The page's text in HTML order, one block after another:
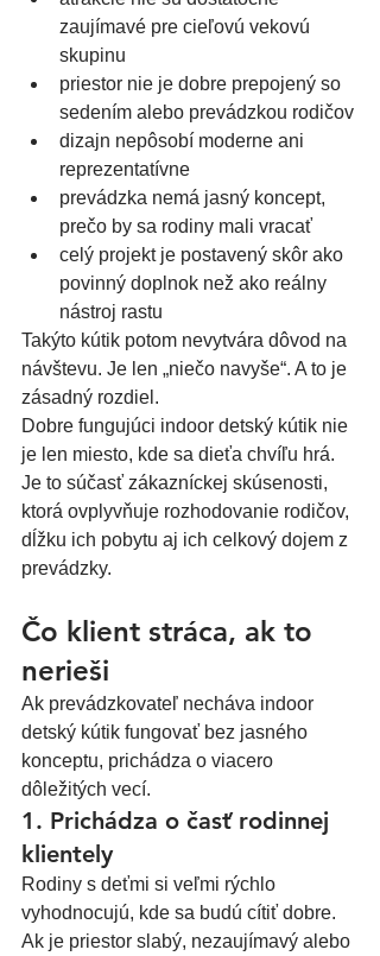
zaujímavé pre cieľovú vekovú
skupinu
priestor nie je dobre prepojený so
sedením alebo prevádzkou rodičov
dizajn nepôsobí moderne ani
reprezentatívne
prevádzka nemá jasný koncept,
prečo by sa rodiny mali vracať
celý projekt je postavený skôr ako
povinný doplnok než ako reálny
nástroj rastu
Takýto kútik potom nevytvára dôvod na
návštevu. Je len „niečo navyše“. A to je
zásadný rozdiel.
Dobre fungujúci indoor detský kútik nie
je len miesto, kde sa dieťa chvíľu hrá.
Je to súčasť zákazníckej skúsenosti,
ktorá ovplyvňuje rozhodovanie rodičov,
dĺžku ich pobytu aj ich celkový dojem z
prevádzky.
Čo klient stráca, ak to
nerieši
Ak prevádzkovateľ necháva indoor
detský kútik fungovať bez jasného
konceptu, prichádza o viacero
dôležitých vecí.
1. Prichádza o časť rodinnej
klientely
Rodiny s deťmi si veľmi rýchlo
vyhodnocujú, kde sa budú cítiť dobre.
Ak je priestor slabý, nezaujímavý alebo